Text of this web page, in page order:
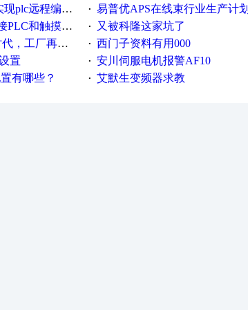
程序上下载的方法 · 易普优APS在线束行业生产计划排产中的应用案例
和触摸屏程序 · 又被科隆这家坑了
息化就OUT了！ · 西门子资料有用000
置 · 安川伺服电机报警AF10
有哪些？ · 艾默生变频器求教